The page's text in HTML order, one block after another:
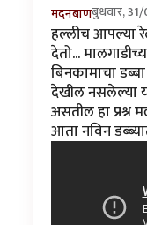
मदनबाणबुधवार,
हल्लीच आपल्या
देतो...
बिनकामाचा
देखील नसलेल्या
असतील हा प्रश्न
आता नविन